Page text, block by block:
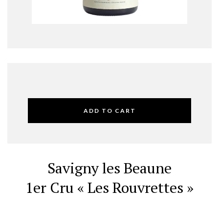
ADD TO CART
Savigny les Beaune
1er Cru « Les Rouvrettes »